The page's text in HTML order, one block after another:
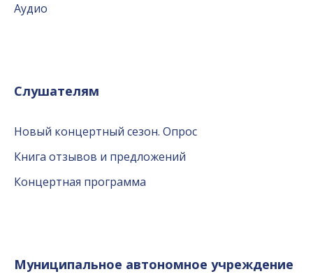
Аудио
Слушателям
Новый концертный сезон. Опрос
Книга отзывов и предложений
Концертная программа
Муниципальное автономное учреждение